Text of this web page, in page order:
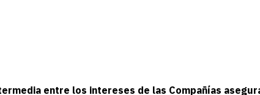
entre los intereses de las Compañías